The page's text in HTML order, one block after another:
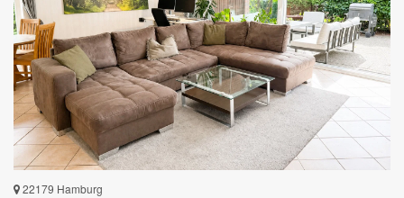
22179 Hamburg